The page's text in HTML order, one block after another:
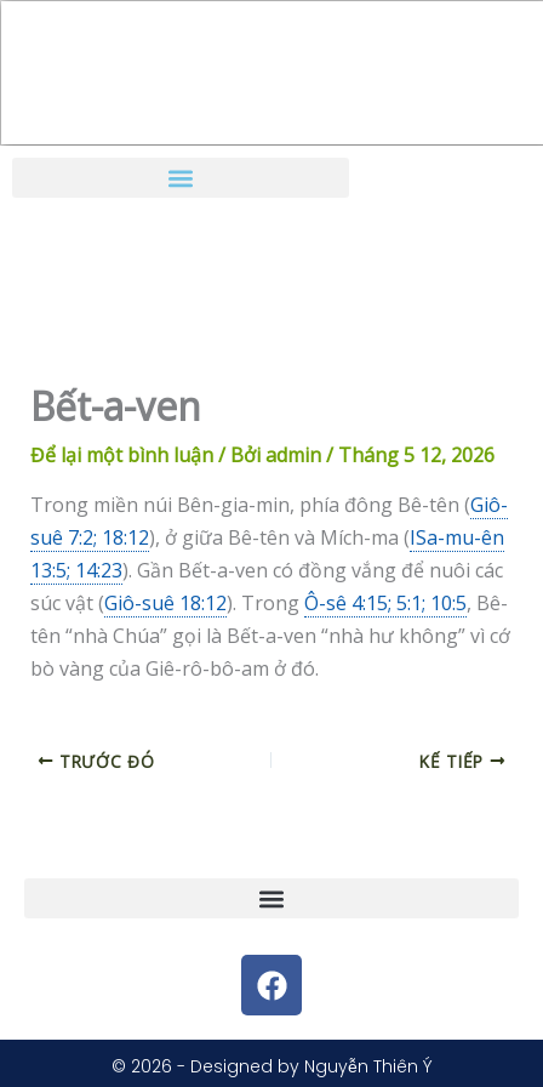
Bết-a-ven
Để lại một bình luận/ Bởiadmin/Tháng 5 12, 2026
Trong miền núi Bên-gia-min, phía đông Bê-tên (Giô-
suê 7:2; 18:12), ở giữa Bê-tên và Mích-ma (ISa-mu-ên
13:5; 14:23). Gần Bết-a-ven có đồng vắng để nuôi các
súc vật (Giô-suê 18:12). TrongÔ-sê 4:15; 5:1; 10:5, Bê-
tên “nhà Chúa” gọi là Bết-a-ven “nhà hư không” vì cớ
bò vàng của Giê-rô-bô-am ở đó.
TRƯỚC ĐÓ KẾ TIẾP
F
a
c
e
© 2026 - Designed by Nguyễn Thiên Ý